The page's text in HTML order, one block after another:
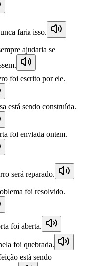
faria isso.
ajudaria se
foi escrito por ele.
está sendo construída.
foi enviada ontem.
será reparado.
foi resolvido.
foi aberta.
foi quebrada.
está sendo